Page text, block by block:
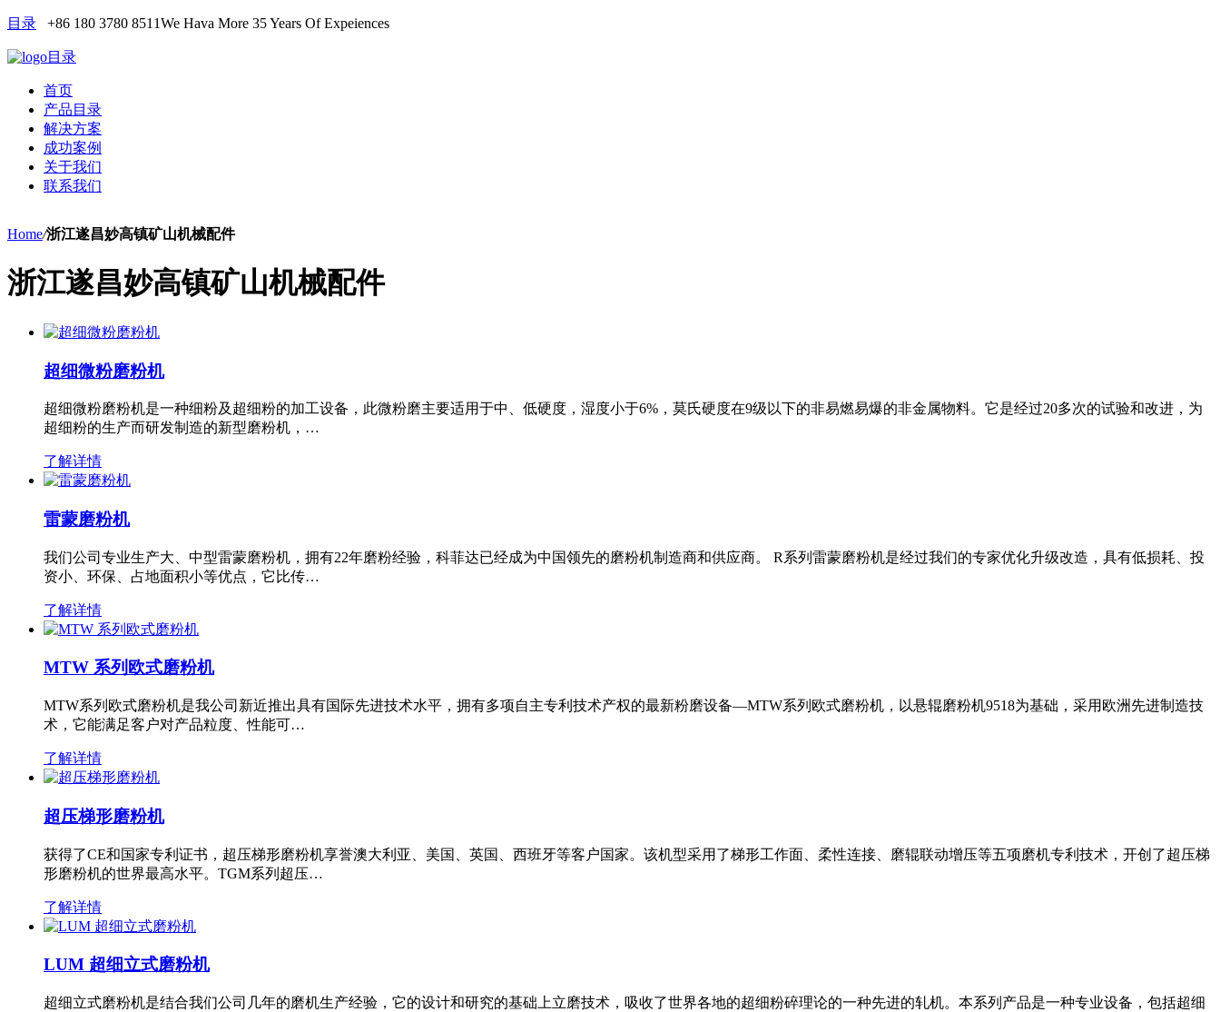
目录 +86 180 3780 8511We Hava More 35 Years Of Expeiences
目录
首页
产品目录
解决方案
成功案例
关于我们
联系我们
Home/浙江遂昌妙高镇矿山机械配件
浙江遂昌妙高镇矿山机械配件
超细微粉磨粉机
超细微粉磨粉机是一种细粉及超细粉的加工设备，此微粉磨主要适用于中、低硬度，湿度小于6%，莫氏硬度在9级以下的非易燃易爆的非金属物料。它是经过20多次的试验和改进，为
超细粉的生产而研发制造的新型磨粉机，…
了解详情
雷蒙磨粉机
我们公司专业生产大、中型雷蒙磨粉机，拥有22年磨粉经验，科菲达已经成为中国领先的磨粉机制造商和供应商。 R系列雷蒙磨粉机是经过我们的专家优化升级改造，具有低损耗、投
资小、环保、占地面积小等优点，它比传…
了解详情
MTW 系列欧式磨粉机
MTW系列欧式磨粉机是我公司新近推出具有国际先进技术水平，拥有多项自主专利技术产权的最新粉磨设备—MTW系列欧式磨粉机，以悬辊磨粉机9518为基础，采用欧洲先进制造技
术，它能满足客户对产品粒度、性能可…
了解详情
超压梯形磨粉机
获得了CE和国家专利证书，超压梯形磨粉机享誉澳大利亚、美国、英国、西班牙等客户国家。该机型采用了梯形工作面、柔性连接、磨辊联动增压等五项磨机专利技术，开创了超压梯
形磨粉机的世界最高水平。TGM系列超压…
了解详情
LUM 超细立式磨粉机
超细立式磨粉机是结合我们公司几年的磨机生产经验，它的设计和研究的基础上立磨技术，吸收了世界各地的超细粉碎理论的一种先进的轧机。本系列产品是一种专业设备，包括超细